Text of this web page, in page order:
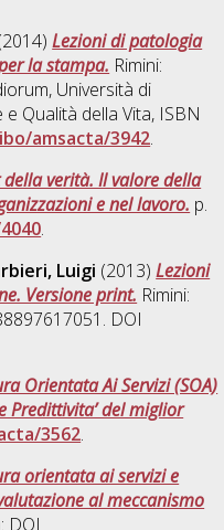
Lezioni di patologia
la stampa. Rimini:
Università di
Qualità della Vita, ISBN
amsacta/3942.
verità. Il valore della
e nel lavoro. p.
.
Luigi (2013)Lezioni
Versione print. Rimini:
DOI
Orientata Ai Servizi (SOA)
Predittivita’ del miglior
3562.
orientata ai servizi e
al meccanismo
DOI